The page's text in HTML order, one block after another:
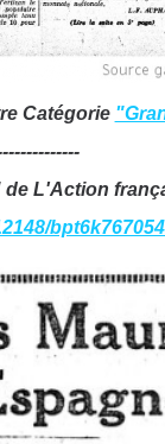
Catégorie
L'Action